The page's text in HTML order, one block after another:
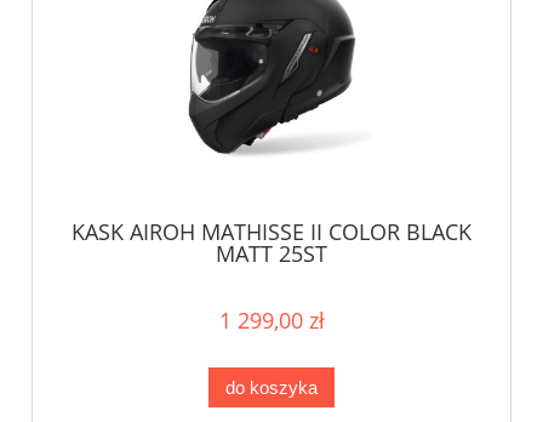
KASK AIROH MATHISSE II COLOR BLACK
MATT 25ST
1 299,00 zł
do koszyka